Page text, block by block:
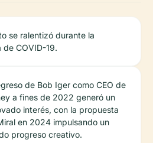
se ralentizó durante la
de COVID-19.
de Bob Iger como CEO de
a fines de 2022 generó un
interés, con la propuesta
en 2024 impulsando un
progreso creativo.